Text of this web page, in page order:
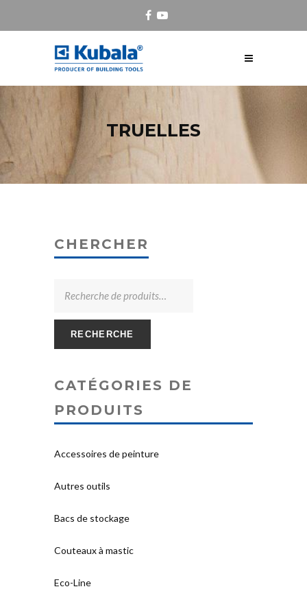
TRUELLES
CHERCHER
RECHERCHE
CATÉGORIES DE
PRODUITS
Accessoires de peinture
Autres outils
Bacs de stockage
Couteaux à mastic
Eco-Line